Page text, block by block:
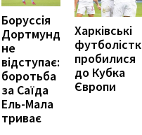
Боруссія
Дортмунд
не
відступає:
боротьба
за Саїда
Ель-Мала
триває
Харківські
пробилися
до Кубка
Європи